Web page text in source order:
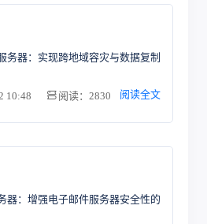
务器：实现跨地域容灾与数据复制
10:48
阅读：2830 阅读全文
器：增强电子邮件服务器安全性的